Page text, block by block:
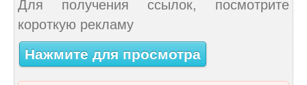
Для получения ссылок, посмотрите
короткую рекламу
Нажмите для просмотра